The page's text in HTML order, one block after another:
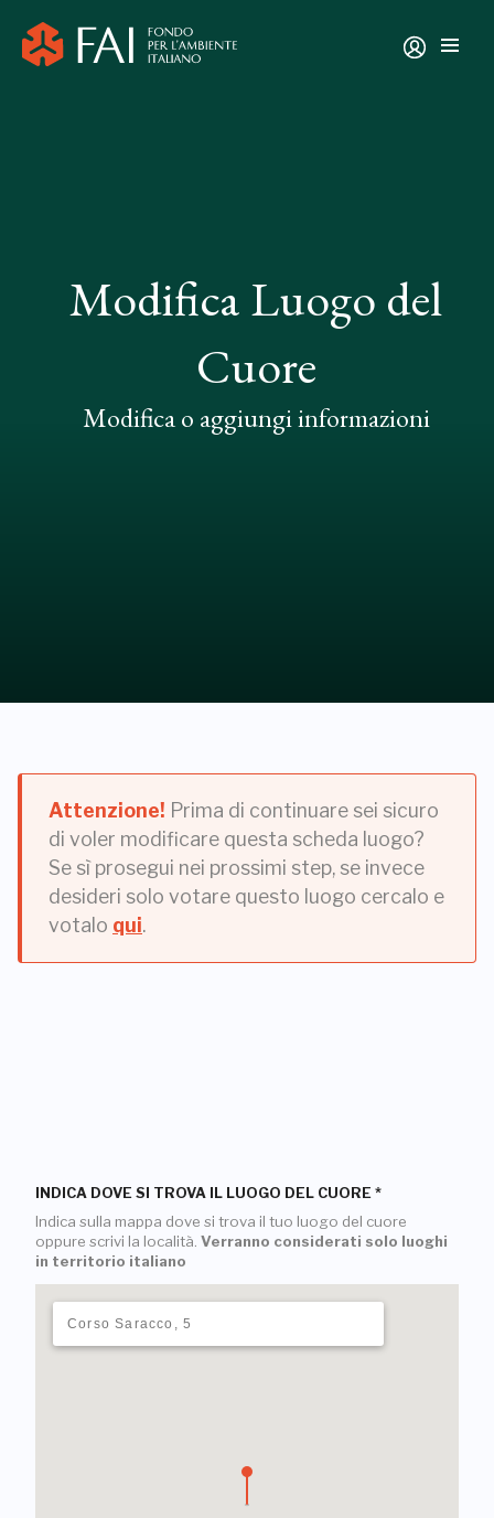
Modifica Luogo del
Cuore
Modifica o aggiungi informazioni
Attenzione! Prima di continuare sei sicuro
di voler modificare questa scheda luogo?
Se sì prosegui nei prossimi step, se invece
desideri solo votare questo luogo cercalo e
votalo qui.
INDICA DOVE SI TROVA IL LUOGO DEL CUORE *
Indica sulla mappa dove si trova il tuo luogo del cuore
oppure scrivi la località. Verranno considerati solo luoghi
in territorio italiano